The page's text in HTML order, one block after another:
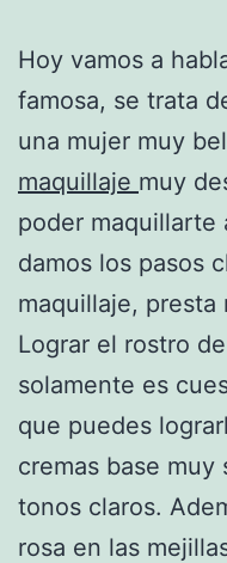
Hoy vamos a
famosa, se trata
una mujer muy
maquillaje muy
poder maquillarte
damos los pasos
maquillaje, presta
Lograr el rostro
solamente es
que puedes
cremas base muy
tonos claros.
rosa en las